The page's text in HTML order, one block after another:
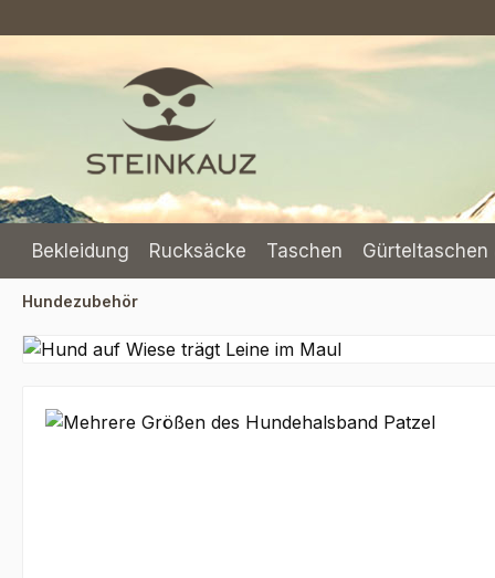
Bekleidung Rucksäcke Taschen Gürteltaschen
Hundezubehör